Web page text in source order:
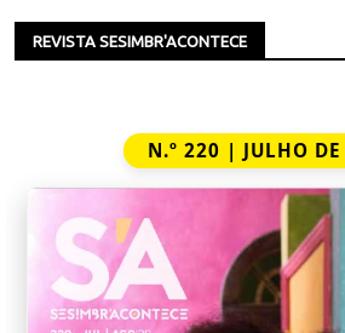
REVISTA SESIMBR'ACONTECE
N.º 220 | JULHO